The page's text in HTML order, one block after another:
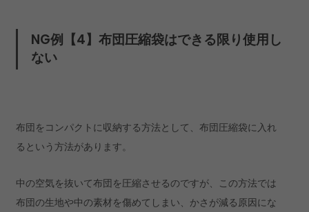
NG例【4】布団圧縮袋はできる限り使用し
ない
布団をコンパクトに収納する方法として、布団圧縮袋に入れ
るという方法があります。
中の空気を抜いて布団を圧縮させるのですが、この方法では
布団の生地や中の素材を傷めてしまい、かさが減る原因にな